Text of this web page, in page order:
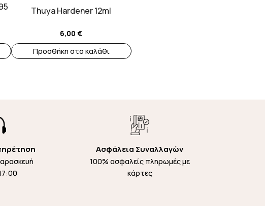
Thuya Hardener 12ml
6,00€
Προσθήκη στο καλάθι
Ασφάλεια Συναλλαγών
100% ασφαλείς πληρωμές με
κάρτες